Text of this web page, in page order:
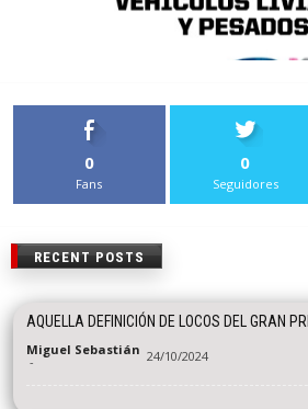
0
Fans
0
Seguidores
RECENT POSTS
AQUELLA DEFINICIÓN DE LOCOS DEL GRAN
Miguel Sebastián
- 24/10/2024